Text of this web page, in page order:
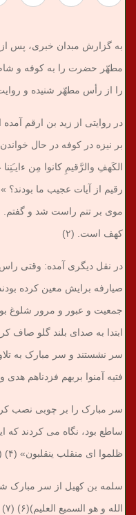
به گزارش مبدان خبری، پس
مطهّر حضرت را به کوفه و شام
را از رأس مطهّر شنیده و روایت
در روایتی از زید بن ارقم
بر نیزه در کوفه در حال
رقیم از آیات عجیب ما بودند؟ » .
موی بر تنم راست شد و گفتم‌.
کهف است‌. (۲)
در نقل دیگری آمده: وقتی
صیارفه برایش معین کرده
جمعیت و عبور و مرور شلوغ
ابتدا به صدای بلند گلو صاف
سر نشستند و سر مبارک به
فتیه آمنوا بربهم فزدناهم هدی و
سر مبارک را بر چوبی نصب
ساطع بود، نگاه می کردند که
ظلموا ای منقلب ینقلبون» (۴) (۵)
سلمه بن کهیل از سر مبارک
الله و هو السمیع العلیم)(۶) (۷)